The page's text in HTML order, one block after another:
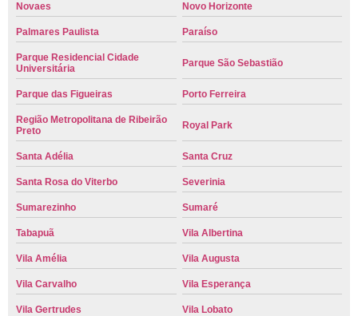
Novaes Novo Horizonte
Palmares Paulista Paraíso
Parque Residencial Cidade
Universitária
Parque São Sebastião
Parque das Figueiras Porto Ferreira
Região Metropolitana de Ribeirão
Preto
Royal Park
Santa Adélia Santa Cruz
Santa Rosa do Viterbo Severinia
Sumarezinho Sumaré
Tabapuã Vila Albertina
Vila Amélia Vila Augusta
Vila Carvalho Vila Esperança
Vila Gertrudes Vila Lobato